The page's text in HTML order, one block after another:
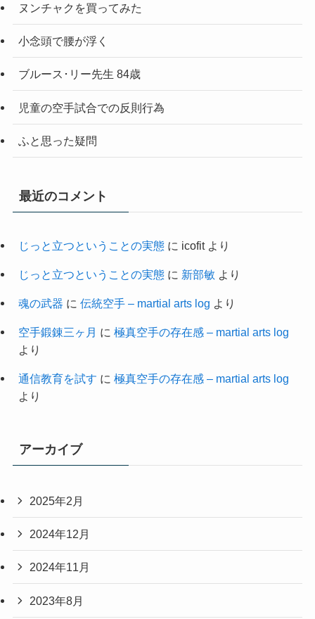
ヌンチャクを買ってみた
小念頭で腰が浮く
ブルース･リー先生 84歳
児童の空手試合での反則行為
ふと思った疑問
最近のコメント
じっと立つということの実態に icofitより
じっと立つということの実態に 新部敏 より
魂の武器 に 伝統空手 – martial arts log より
空手鍛錬三ヶ月 に 極真空手の存在感 – martial arts log
より
通信教育を試す に 極真空手の存在感 – martial arts log
より
アーカイブ
2025年2月
2024年12月
2024年11月
2023年8月